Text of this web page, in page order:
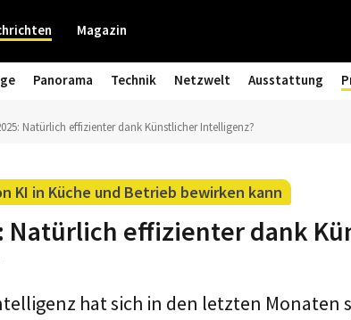
Magazin
Panorama Technik Netzwelt Ausstattung
Natürlich effizienter dank Künstlicher Intelligenz?
KI in Küche und Betrieb bewirken kann
Natürlich effizienter dank
hat sich in den letzten Monaten